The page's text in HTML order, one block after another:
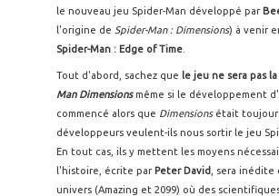
le nouveau jeu Spider-Man développé par
l'origine de Spider-Man : Dimensions) à venir
Spider-Man : Edge of Time
Tout d'abord, sachez que le jeu ne sera pas
Man Dimensions même si le développement d'
commencé alors que Dimensionsétait
développeurs veulent-ils nous sortir le jeu
En tout cas, ils y mettent les moyens
l'histoire, écrite par Peter David
, sera
univers (Amazing et 2099) où des